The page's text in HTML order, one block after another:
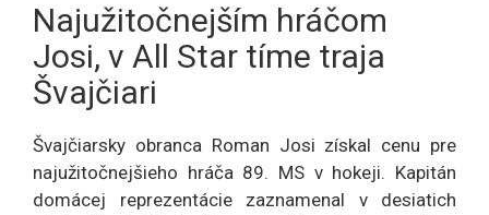
Najužitočnejším hráčom
Josi, v All Star tíme traja
Švajčiari
Švajčiarsky obranca Roman Josi získal cenu pre
najužitočnejšieho hráča 89. MS v hokeji. Kapitán
domácej reprezentácie zaznamenal v desiatich